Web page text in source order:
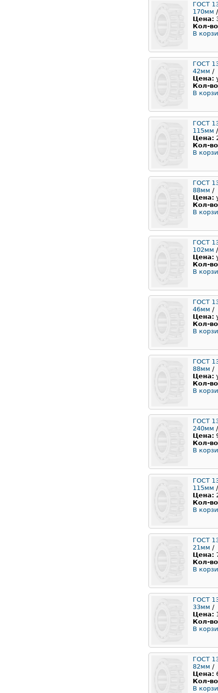
ГОСТ
170мм /
Цена:
Кол-
В
ГОСТ
42мм /
Цена:
Кол-
В
ГОСТ
115мм /
Цена:
Кол-
В
ГОСТ
88мм /
Цена:
Кол-
В
ГОСТ
102мм /
Цена:
Кол-
В
ГОСТ
46мм /
Цена:
Кол-
В
ГОСТ
88мм /
Цена:
Кол-
В
ГОСТ
240мм /
Цена:
Кол-
В
ГОСТ
115мм /
Цена:
Кол-
В
ГОСТ
21мм /
Цена:
Кол-
В
ГОСТ
33мм /
Цена:
Кол-
В
ГОСТ
82мм /
Цена:
Кол-
В